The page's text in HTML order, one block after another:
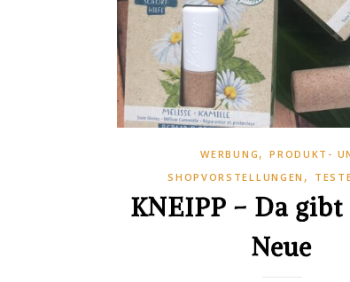
WERBUNG ,PRODUKT-
SHOPVORSTELLUNGEN ,
KNEIPP – Da gibt
Neue